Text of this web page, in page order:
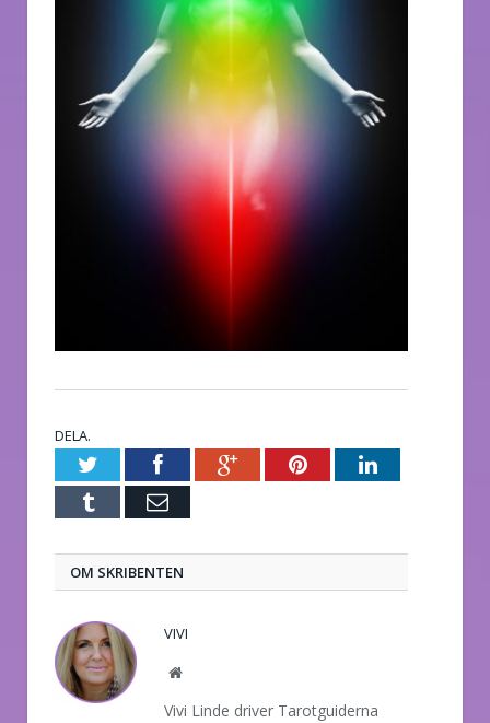
DELA.
TwitterFacebookGoogle+PinterestLinkedIn
Tumblr E-
OM SKRIBENTEN
VIVI
Website
Vivi Linde driver Tarotguiderna